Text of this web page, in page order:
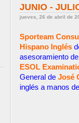
JUNIO -
jueves, 26 de abril de
Sporteam
Hispano Inglés
asesoramiento
ESOL
General de José
inglés a manos